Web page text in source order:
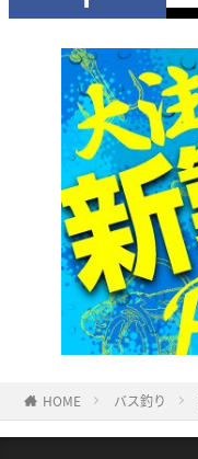
HOME バス釣り